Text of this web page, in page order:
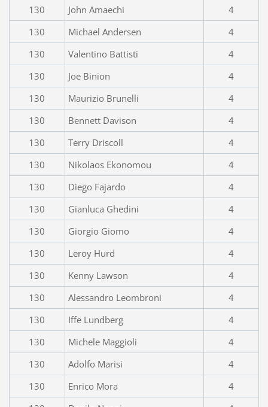
130 John Amaechi
4
130
Michael Andersen
4
130
Valentino Battisti
4
130
Joe Binion
4
130
Maurizio Brunelli
4
130
Bennett Davison
4
130
Terry Driscoll
4
130
Nikolaos Ekonomou
4
130
Diego Fajardo
4
130
Gianluca Ghedini
4
130
Giorgio Giomo
4
130
Leroy Hurd
4
130
Kenny Lawson
4
130
Alessandro Leombroni
4
130
Iffe Lundberg
4
130
Michele Maggioli
4
130
Adolfo Marisi
4
130
Enrico Mora
4